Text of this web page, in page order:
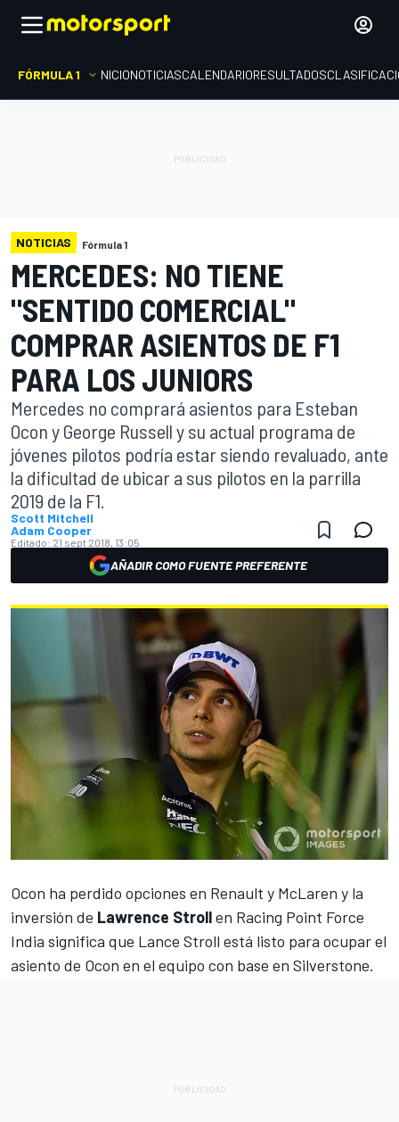
FÓRMULA 1 INICIONOTICIASCALENDARIORESULTADOS
NOTICIAS Fórmula 1
MERCEDES: NO TIENE
"SENTIDO COMERCIAL"
COMPRAR ASIENTOS DE F1
PARA LOS JUNIORS
Mercedes no comprará asientos para Esteban
Ocon y George Russell y su actual programa de
jóvenes pilotos podría estar siendo revaluado, ante
la dificultad de ubicar a sus pilotos en la parrilla
2019 de la F1.
Scott Mitchell
Adam Cooper
Editado: 21 sept 2018, 13:05
AÑADIR COMO FUENTE PREFERENTE
Ocon ha perdido opciones en Renault y McLaren y la
inversión de Lawrence Strollen Racing Point Force
India significa que Lance Stroll está listo para ocupar el
asiento de Ocon en el equipo con base en Silverstone.